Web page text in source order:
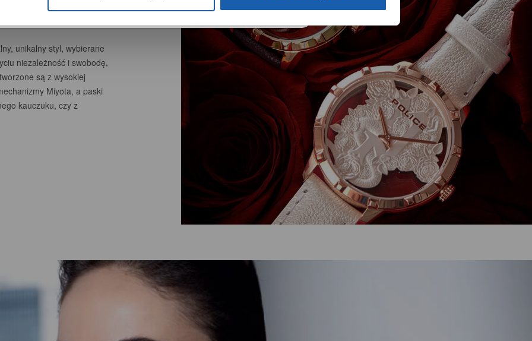
unikalny styl, wybierane
niezależność i swobodę,
są z wysokiej
Miyota, a paski
kauczuku, czy z